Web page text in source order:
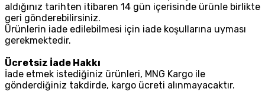
aldığınız tarihten itibaren 14 gün içerisinde ürünle birlikte
geri gönderebilirsiniz.
Ürünlerin iade edilebilmesi için iade koşullarına uyması
gerekmektedir.
Ücretsiz İade Hakkı
İade etmek istediğiniz ürünleri, MNG Kargo ile
gönderdiğiniz takdirde, kargo ücreti alınmayacaktır.